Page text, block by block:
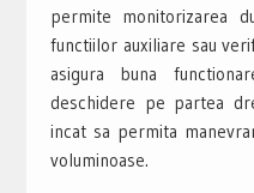
permite monitorizarea
functiilor auxiliare sau
asigura buna
deschidere pe partea
incat sa permita
voluminoase.